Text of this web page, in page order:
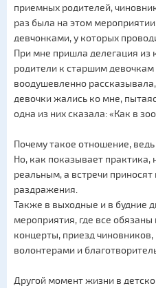
приемных родителей,
раз была на этом
девчонками, у которых
При мне пришла делегация из
родители к старшим девочкам
воодушевленно
девочки жались ко мне,
одна из них сказала: «Как в
Почему такое отношение,
Но, как показывает практика,
реальным, а встречи
раздражения.
Также в выходные и в будние
мероприятия, где все обязаны
концерты, приезд
волонтерами и
Другой момент жизни в